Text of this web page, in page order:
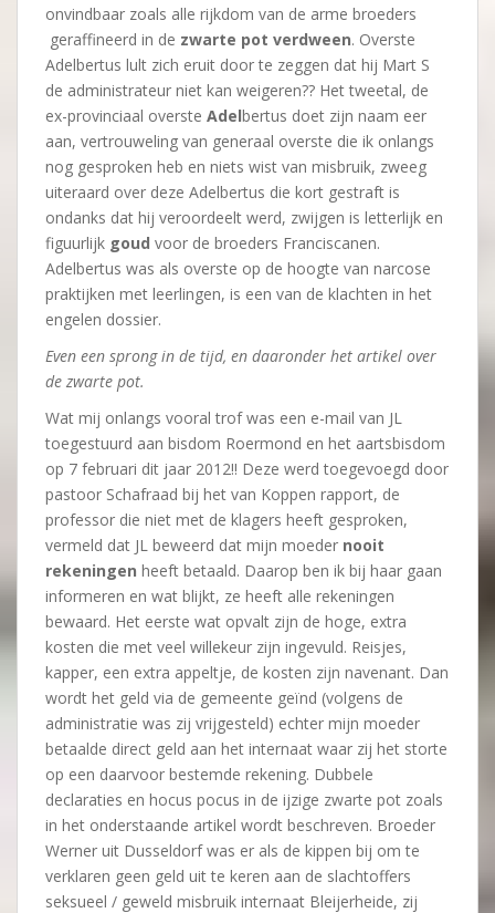
onvindbaar zoals alle rijkdom van de arme broeders
geraffineerd in de zwarte pot verdween. Overste
Adelbertus lult zich eruit door te zeggen dat hij Mart S
de administrateur niet kan weigeren?? Het tweetal, de
ex-provinciaal overste Adelbertus doet zijn naam eer
aan, vertrouweling van generaal overste die ik onlangs
nog gesproken heb en niets wist van misbruik, zweeg
uiteraard over deze Adelbertus die kort gestraft is
ondanks dat hij veroordeelt werd, zwijgen is letterlijk en
figuurlijk goud voor de broeders Franciscanen.
Adelbertus was als overste op de hoogte van narcose
praktijken met leerlingen, is een van de klachten in het
engelen dossier.
Even een sprong in de tijd, en daaronder het artikel over
de zwarte pot.
Wat mij onlangs vooral trof was een e-mail van JL
toegestuurd aan bisdom Roermond en het aartsbisdom
op 7 februari dit jaar 2012!! Deze werd toegevoegd door
pastoor Schafraad bij het van Koppen rapport, de
professor die niet met de klagers heeft gesproken,
vermeld dat JL beweerd dat mijn moeder nooit
rekeningen heeft betaald. Daarop ben ik bij haar gaan
informeren en wat blijkt, ze heeft alle rekeningen
bewaard. Het eerste wat opvalt zijn de hoge, extra
kosten die met veel willekeur zijn ingevuld. Reisjes,
kapper, een extra appeltje, de kosten zijn navenant. Dan
wordt het geld via de gemeente geïnd (volgens de
administratie was zij vrijgesteld) echter mijn moeder
betaalde direct geld aan het internaat waar zij het storte
op een daarvoor bestemde rekening. Dubbele
declaraties en hocus pocus in de ijzige zwarte pot zoals
in het onderstaande artikel wordt beschreven. Broeder
Werner uit Dusseldorf was er als de kippen bij om te
verklaren geen geld uit te keren aan de slachtoffers
seksueel / geweld misbruik internaat Bleijerheide, zij